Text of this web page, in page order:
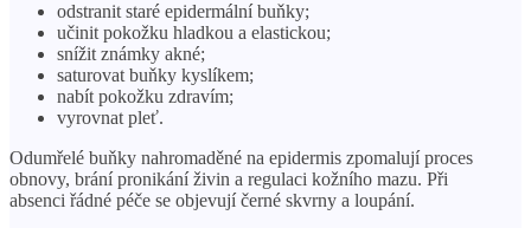
odstranit staré epidermální buňky;
učinit pokožku hladkou a elastickou;
snížit známky akné;
saturovat buňky kyslíkem;
nabít pokožku zdravím;
vyrovnat pleť.
Odumřelé buňky nahromaděné na epidermis zpomalují proces
obnovy, brání pronikání živin a regulaci kožního mazu. Při
absenci řádné péče se objevují černé skvrny a loupání.